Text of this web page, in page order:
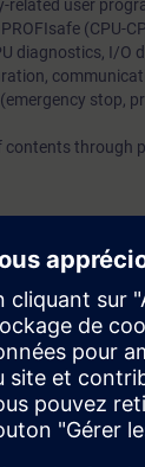
related user
(CPU-
diagnostics, I/O
stop,
through
S7 according
test is
with the